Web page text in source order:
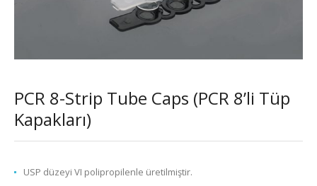
PCR 8-Strip Tube Caps (PCR 8’li Tüp
Kapakları)
USP düzeyi VI polipropilenle üretilmiştir.